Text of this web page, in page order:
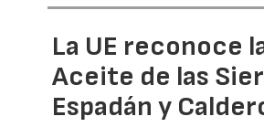
La UE reconoce
Aceite de las
Espadán y